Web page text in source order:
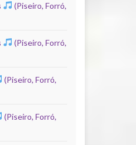
(Piseiro, Forró,
(Piseiro, Forró,
(Piseiro, Forró,
(Piseiro, Forró,